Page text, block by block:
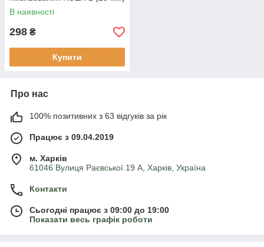
В наявності
298 ₴
Купити
Про нас
100% позитивних з 63 відгуків за рік
Працює з 09.04.2019
м. Харків
61046 Вулиця Раєвської 19 А, Харків, Україна
Контакти
Сьогодні працює з 09:00 до 19:00
Показати весь графік роботи